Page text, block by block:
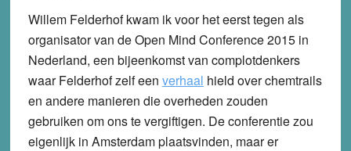
Willem Felderhof kwam ik voor het eerst tegen als
organisator van de Open Mind Conference 2015 in
Nederland, een bijeenkomst van complotdenkers
waar Felderhof zelf een verhaal hield over chemtrails
en andere manieren die overheden zouden
gebruiken om ons te vergiftigen. De conferentie zou
eigenlijk in Amsterdam plaatsvinden, maar er